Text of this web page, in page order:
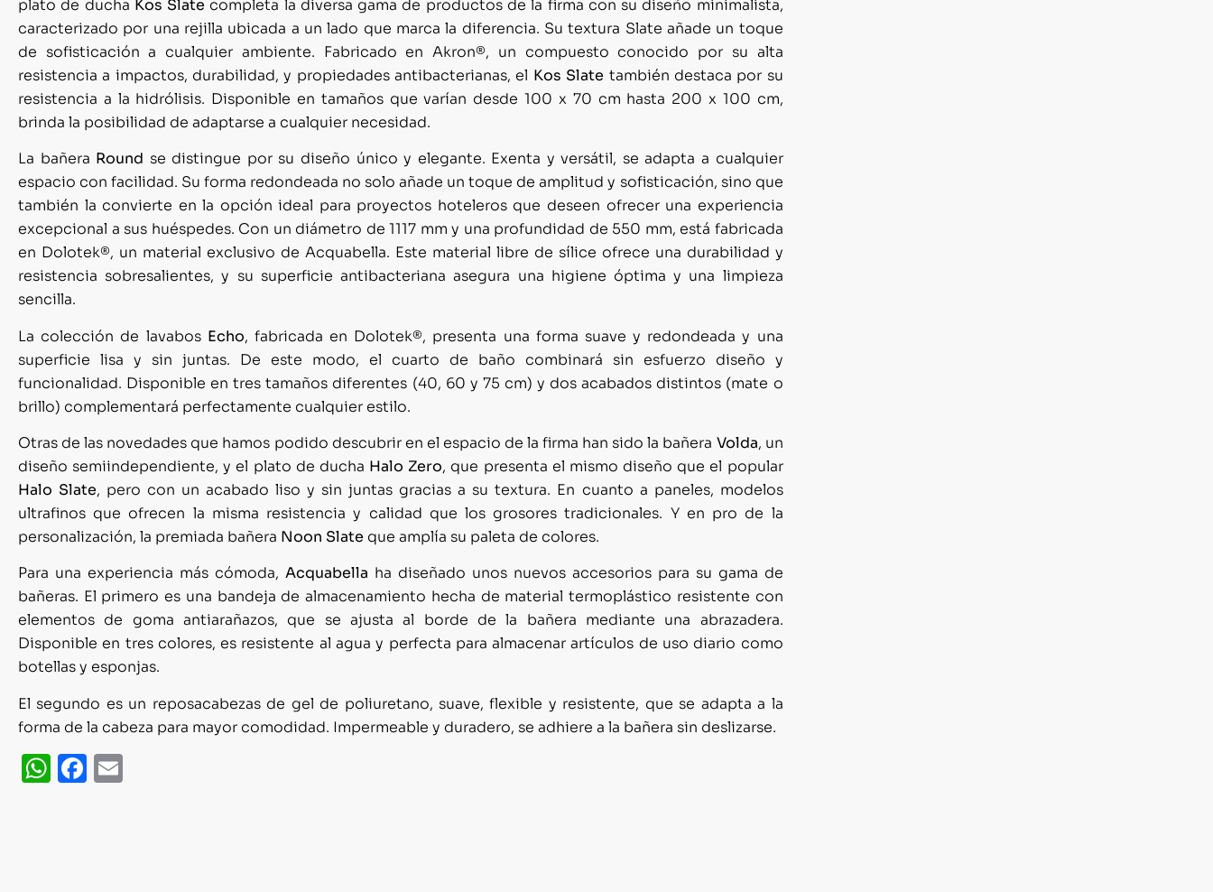
plato de ducha Kos Slate completa la diversa gama de productos de la firma con su diseño minimalista,
caracterizado por una rejilla ubicada a un lado que marca la diferencia. Su textura Slate añade un toque
de sofisticación a cualquier ambiente. Fabricado en Akron®, un compuesto conocido por su alta
resistencia a impactos, durabilidad, y propiedades antibacterianas, el Kos Slate también destaca por su
resistencia a la hidrólisis. Disponible en tamaños que varían desde 100 x 70 cm hasta 200 x 100 cm,
brinda la posibilidad de adaptarse a cualquier necesidad.
La bañera Round se distingue por su diseño único y elegante. Exenta y versátil, se adapta a cualquier
espacio con facilidad. Su forma redondeada no solo añade un toque de amplitud y sofisticación, sino que
también la convierte en la opción ideal para proyectos hoteleros que deseen ofrecer una experiencia
excepcional a sus huéspedes. Con un diámetro de 1117 mm y una profundidad de 550 mm, está fabricada
en Dolotek®, un material exclusivo de Acquabella. Este material libre de sílice ofrece una durabilidad y
resistencia sobresalientes, y su superficie antibacteriana asegura una higiene óptima y una limpieza
sencilla.
La colección de lavabos Echo, fabricada en Dolotek®, presenta una forma suave y redondeada y una
superficie lisa y sin juntas. De este modo, el cuarto de baño combinará sin esfuerzo diseño y
funcionalidad. Disponible en tres tamaños diferentes (40, 60 y 75 cm) y dos acabados distintos (mate o
brillo) complementará perfectamente cualquier estilo.
Otras de las novedades que hamos podido descubrir en el espacio de la firma han sido la bañera Volda, un
diseño semiindependiente, y el plato de ducha Halo Zero, que presenta el mismo diseño que el popular
Halo Slate, pero con un acabado liso y sin juntas gracias a su textura. En cuanto a paneles, modelos
ultrafinos que ofrecen la misma resistencia y calidad que los grosores tradicionales. Y en pro de la
personalización, la premiada bañera Noon Slate que amplía su paleta de colores.
Para una experiencia más cómoda, Acquabella ha diseñado unos nuevos accesorios para su gama de
bañeras. El primero es una bandeja de almacenamiento hecha de material termoplástico resistente con
elementos de goma antiarañazos, que se ajusta al borde de la bañera mediante una abrazadera.
Disponible en tres colores, es resistente al agua y perfecta para almacenar artículos de uso diario como
botellas y esponjas.
El segundo es un reposacabezas de gel de poliuretano, suave, flexible y resistente, que se adapta a la
forma de la cabeza para mayor comodidad. Impermeable y duradero, se adhiere a la bañera sin deslizarse.
WhatsApp
Facebook